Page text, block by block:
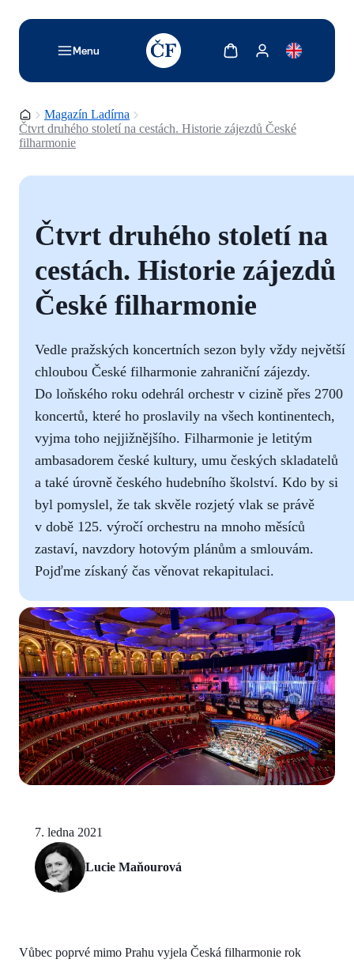
Menu
TODO: Add description for reader
Zobrazit košíkZobrazit můj účet
Domovská stránka
Magazín Ladírna
Čtvrt druhého století na cestách. Historie zájezdů České
filharmonie
Čtvrt druhého století na
cestách. Historie zájezdů
České filharmonie
Vedle pražských koncertních sezon byly vždy největší
chloubou České filharmonie zahraniční zájezdy.
Do loňského roku odehrál orchestr v cizině přes 2700
koncertů, které ho proslavily na všech kontinentech,
vyjma toho nejjižnějšího. Filharmonie je letitým
ambasadorem české kultury, umu českých skladatelů
a také úrovně českého hudebního školství. Kdo by si
byl pomyslel, že tak skvěle rozjetý vlak se právě
v době 125. výročí orchestru na mnoho měsíců
zastaví, navzdory hotovým plánům a smlouvám.
Pojďme získaný čas věnovat rekapitulaci.
7. ledna 2021
Lucie Maňourová
Vůbec poprvé mimo Prahu vyjela Česká filharmonie rok